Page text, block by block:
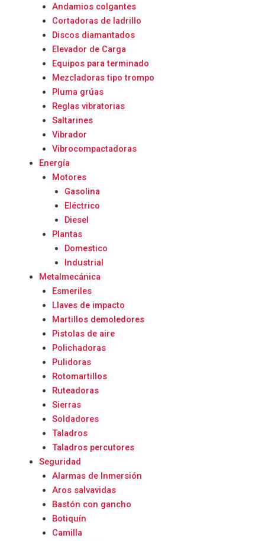
Andamios colgantes
Cortadoras de ladrillo
Discos diamantados
Elevador de Carga
Equipos para terminado
Mezcladoras tipo trompo
Pluma grúas
Reglas vibratorias
Saltarines
Vibrador
Vibrocompactadoras
Energía
Motores
Gasolina
Eléctrico
Diesel
Plantas
Domestico
Industrial
Metalmecánica
Esmeriles
Llaves de impacto
Martillos demoledores
Pistolas de aire
Polichadoras
Pulidoras
Rotomartillos
Ruteadoras
Sierras
Soldadores
Taladros
Taladros percutores
Seguridad
Alarmas de Inmersión
Aros salvavidas
Bastón con gancho
Botiquín
Camilla